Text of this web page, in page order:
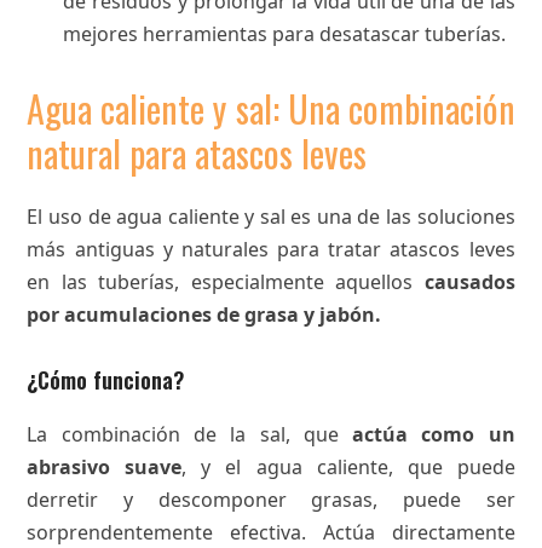
mejores herramientas para desatascar tuberías.
Agua caliente y sal: Una combinación
natural para atascos leves
El uso de agua caliente y sal es una de las soluciones
más antiguas y naturales para tratar atascos leves
en las tuberías, especialmente aquellos causados
por acumulaciones de grasa y jabón.
¿Cómo funciona?
La combinación de la sal, queactúa como un
abrasivo suave, y el agua caliente, que puede
derretir y descomponer grasas, puede ser
sorprendentemente efectiva. Actúa directamente